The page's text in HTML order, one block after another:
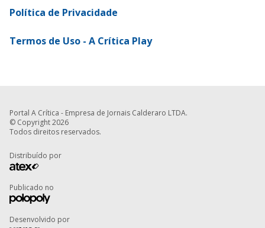
Política de Privacidade
Termos de Uso - A Crítica Play
Portal A Crítica - Empresa de Jornais Calderaro LTDA.
© Copyright 2026
Todos direitos reservados.
Distribuído por
Publicado no
Desenvolvido por